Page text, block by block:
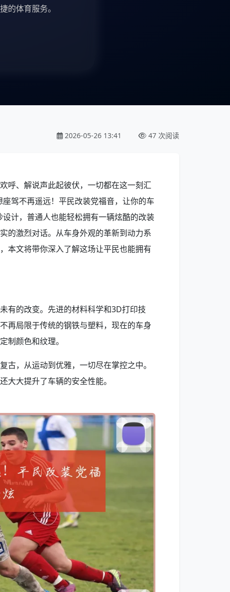
的体育服务。
2026-05-26 13:41 47 次阅读
呼、解说声此起彼伏，一切都在这一刻汇
驾不再遥远！平民改装党福音，让你的车
计，普通人也能轻松拥有一辆炫酷的改装
的激烈对话。从车身外观的革新到动力系
本文将带你深入了解这场让平民也能拥有
有的改变。先进的材料科学和3D打印技
再局限于传统的钢铁与塑料，现在的车身
制颜色和纹理。
古，从运动到优雅，一切尽在掌控之中。
大大提升了车辆的安全性能。